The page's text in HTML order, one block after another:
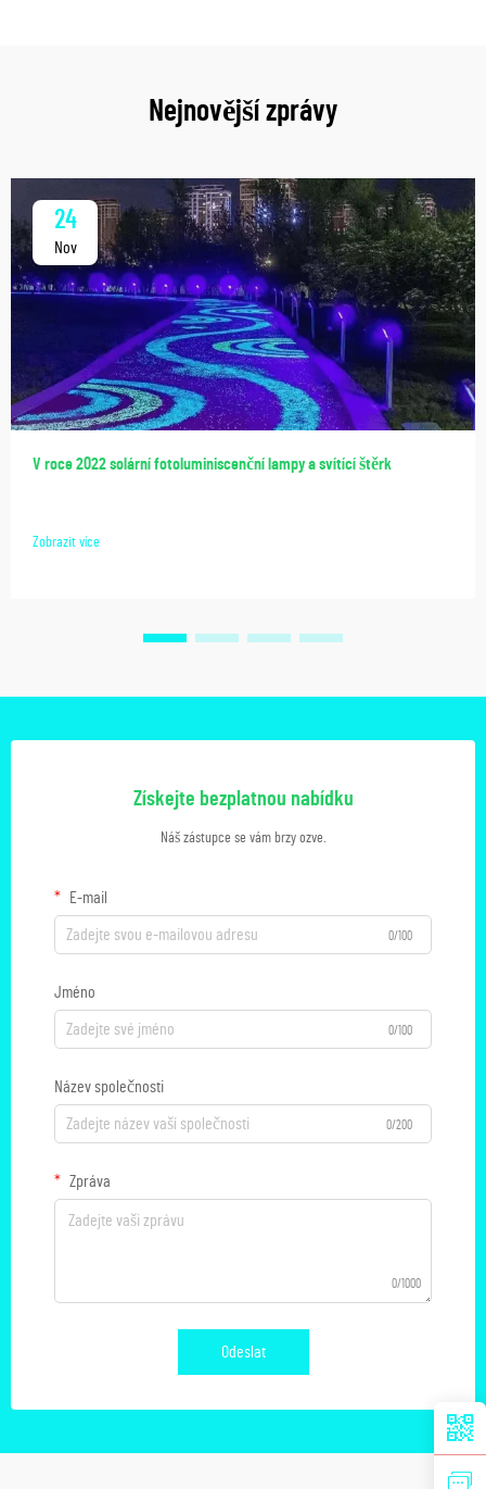
Nejnovější zprávy
24
Nov
V roce 2022 solární fotoluminiscenční lampy a svítící štěrk
Zobrazit více
Získejte bezplatnou nabídku
Náš zástupce se vám brzy ozve.
E-mail
0/100
Jméno
0/100
Název společnosti
0/200
Zpráva
0/1000
Odeslat